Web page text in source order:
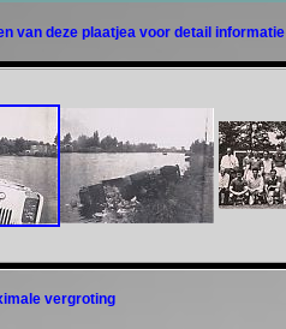
van deze plaatjea voor detail informatie
vergroting